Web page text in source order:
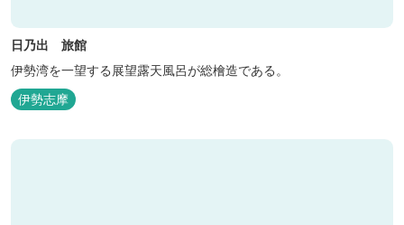
日乃出 旅館
伊勢湾を一望する展望露天風呂が総檜造である。
伊勢志摩